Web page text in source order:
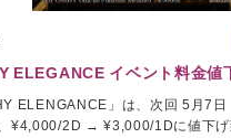
ELEGANCE イベント料金値
ELENGANCE」は、次回 5月7日
¥4,000/2D → ¥3,000/1Dに値下げ